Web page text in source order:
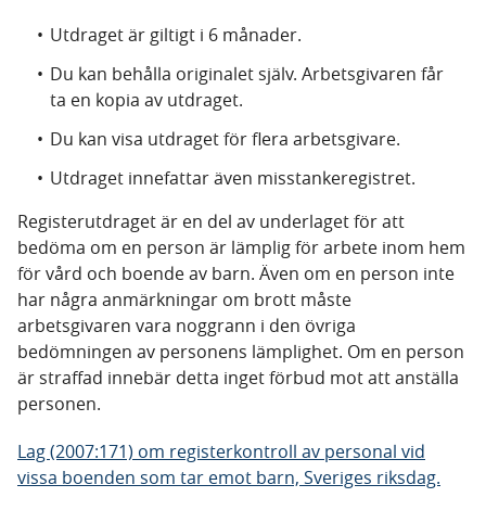
Utdraget är giltigt i 6 månader.
Du kan behålla originalet själv. Arbetsgivaren får
ta en kopia av utdraget.
Du kan visa utdraget för flera arbetsgivare.
Utdraget innefattar även misstankeregistret.
Registerutdraget är en del av underlaget för att
bedöma om en person är lämplig för arbete inom hem
för vård och boende av barn. Även om en person inte
har några anmärkningar om brott måste
arbetsgivaren vara noggrann i den övriga
bedömningen av personens lämplighet. Om en person
är straffad innebär detta inget förbud mot att anställa
personen.
Lag (2007:171) om registerkontroll av personal vid
vissa boenden som tar emot barn, Sveriges riksdag.